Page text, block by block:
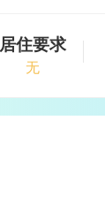
居住要求
无